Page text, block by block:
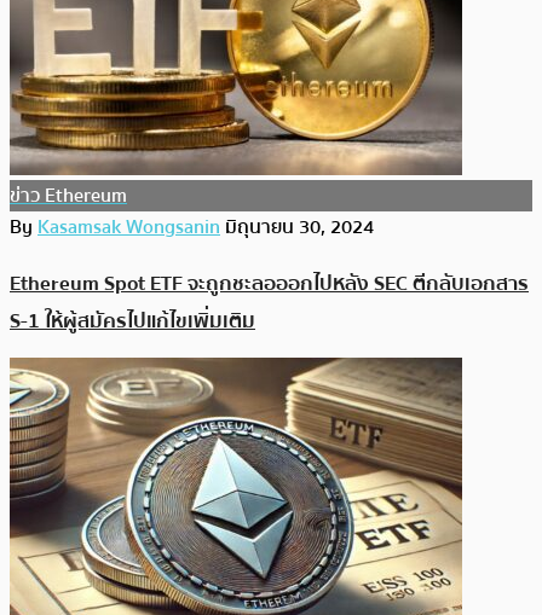
ข่าว Ethereum
ByKasamsak Wongsaninมิถุนายน 30, 2024
Ethereum Spot ETF จะถูกชะลอออกไปหลัง SEC ตีกลับเอกสาร
S-1 ให้ผู้สมัครไปแก้ไขเพิ่มเติม